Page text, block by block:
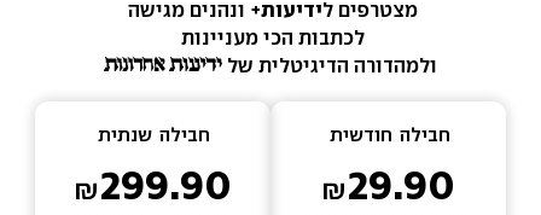
מצטרפים לידיעות+ ונהנים מגישה
לכתבות הכי מעניינות
ולמהדורה הדיגיטלית של
חבילה חודשית
29.90
חבילה שנתית
299.90